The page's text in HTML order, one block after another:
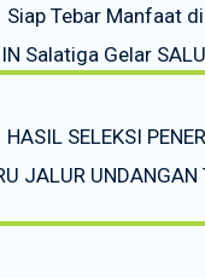
post:
Siap Tebar Manfaat
Salatiga Gelar
post:
HASIL SELEKSI
JALUR UNDANGAN